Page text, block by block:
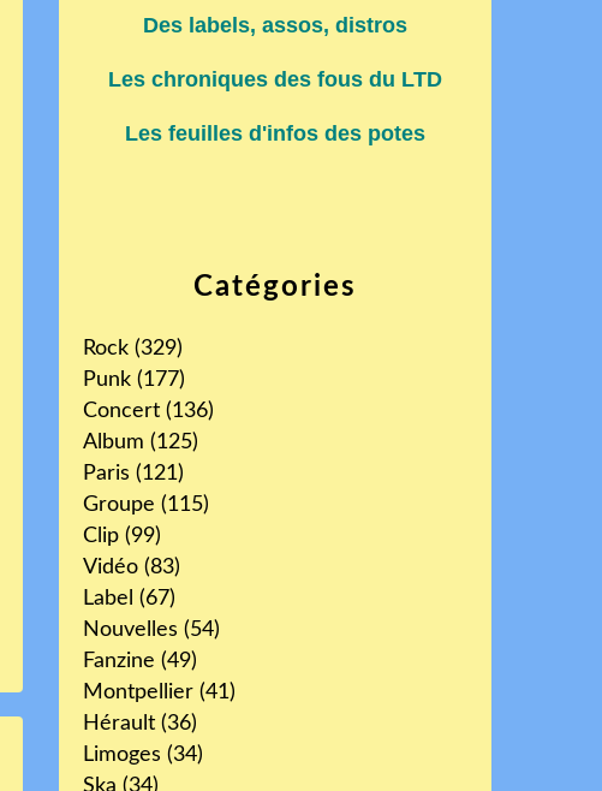
Catégories
Rock (329)
Punk (177)
Concert (136)
Album (125)
Paris (121)
Groupe (115)
Clip (99)
Vidéo (83)
Label (67)
Nouvelles (54)
Fanzine (49)
Montpellier (41)
Hérault (36)
Limoges (34)
Ska (34)
Des labels, assos, distros
Les chroniques des fous du LTD
Les feuilles d'infos des potes